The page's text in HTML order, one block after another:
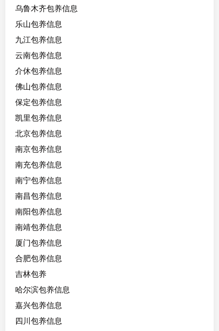
期
沟
通
7
2
w
，
蹈
，
艺
生
；
懂
合
懂
事
守
，
话
，
乌鲁木齐包养信息
乐山包养信息
九江包养信息
云南包养信息
介休包养信息
佛山包养信息
保定包养信息
凯里包养信息
北京包养信息
南京包养信息
南充包养信息
南宁包养信息
南昌包养信息
南阳包养信息
南靖包养信息
厦门包养信息
合肥包养信息
吉林包养
哈尔滨包养信息
嘉兴包养信息
四川包养信息